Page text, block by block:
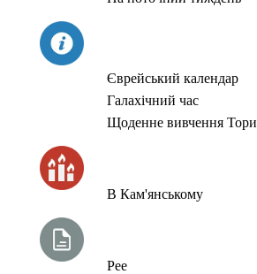
Єврейський календар
Галахічний час
Щоденне вивчення Тори
В Кам'янському
Рее